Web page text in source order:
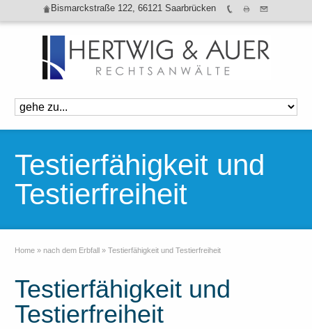
Bismarckstraße 122, 66121 Saarbrücken
Testierfähigkeit und
Testierfreiheit
Home » nach dem Erbfall » Testierfähigkeit und Testierfreiheit
Testierfähigkeit und
Testierfreiheit